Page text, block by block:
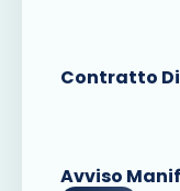
Contratto
Avviso